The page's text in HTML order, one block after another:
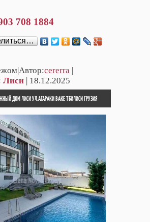
708 1884
cererra |
Лиси | 18.12.2025
ДОМ ЛИСИ УЛ.АГАРАКИ ВАКЕ ТБИЛИСИ ГРУЗИЯ